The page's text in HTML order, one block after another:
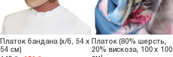
Платок бандана (х/б, 54 х
54 см)
Платок (80% шерсть,
20% вискоза, 100 х 100